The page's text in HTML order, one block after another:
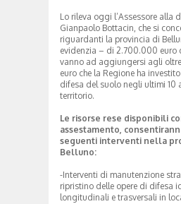
Lo rileva oggi l’Assessore alla
Gianpaolo Bottacin, che si
riguardanti la provincia di
evidenzia – di 2.700.000 euro
vanno ad aggiungersi agli oltre
euro che la Regione ha
difesa del suolo negli ultimi 10
territorio.
Le risorse rese disponibili
assestamento,
seguenti interventi nella
Belluno:
-Interventi di manutenzione
ripristino delle opere di difesa
longitudinali e trasversali in